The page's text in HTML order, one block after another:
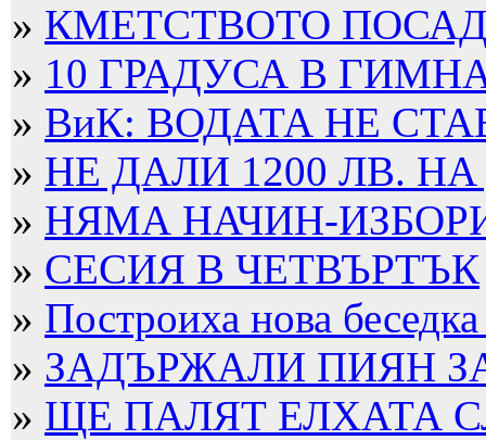
» КМЕТСТВОТО
» 10 ГРАДУСА В
» ВиК: ВОДАТА НЕ
» НЕ ДАЛИ 1200 ЛВ.
» НЯМА НАЧИН-
» СЕСИЯ В ЧЕТВЪРТЪК
» Построиха нова
» ЗАДЪРЖАЛИ ПИЯН
» ЩЕ ПАЛЯТ ЕЛХАТА